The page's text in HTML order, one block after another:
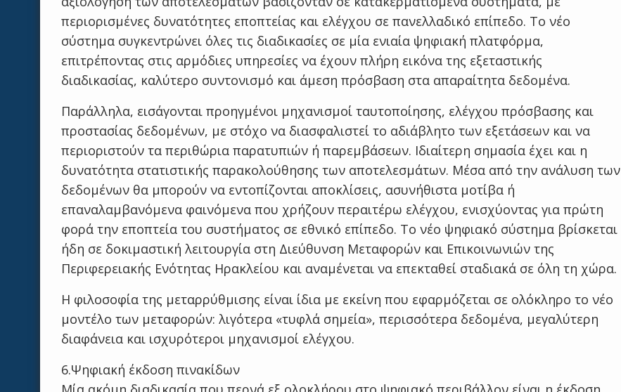
περιορισμένες δυνατότητες εποπτείας και ελέγχου σε πανελλαδικό επίπεδο. Το νέο
σύστημα συγκεντρώνει όλες τις διαδικασίες σε μία ενιαία ψηφιακή πλατφόρμα,
επιτρέποντας στις αρμόδιες υπηρεσίες να έχουν πλήρη εικόνα της εξεταστικής
διαδικασίας, καλύτερο συντονισμό και άμεση πρόσβαση στα απαραίτητα δεδομένα.
Παράλληλα, εισάγονται προηγμένοι μηχανισμοί ταυτοποίησης, ελέγχου πρόσβασης και
προστασίας δεδομένων, με στόχο να διασφαλιστεί το αδιάβλητο των εξετάσεων και να
περιοριστούν τα περιθώρια παρατυπιών ή παρεμβάσεων. Ιδιαίτερη σημασία έχει και η
δυνατότητα στατιστικής παρακολούθησης των αποτελεσμάτων. Μέσα από την ανάλυση των
δεδομένων θα μπορούν να εντοπίζονται αποκλίσεις, ασυνήθιστα μοτίβα ή
επαναλαμβανόμενα φαινόμενα που χρήζουν περαιτέρω ελέγχου, ενισχύοντας για πρώτη
φορά την εποπτεία του συστήματος σε εθνικό επίπεδο. Το νέο ψηφιακό σύστημα βρίσκεται
ήδη σε δοκιμαστική λειτουργία στη Διεύθυνση Μεταφορών και Επικοινωνιών της
Περιφερειακής Ενότητας Ηρακλείου και αναμένεται να επεκταθεί σταδιακά σε όλη τη χώρα.
Η φιλοσοφία της μεταρρύθμισης είναι ίδια με εκείνη που εφαρμόζεται σε ολόκληρο το νέο
μοντέλο των μεταφορών: λιγότερα «τυφλά σημεία», περισσότερα δεδομένα, μεγαλύτερη
διαφάνεια και ισχυρότεροι μηχανισμοί ελέγχου.
6.Ψηφιακή έκδοση πινακίδων